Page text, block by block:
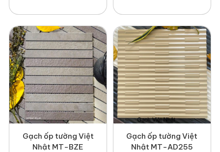
Nhật
Khả năng chống ăn mòn cao
Khả năng chống hoá chất cao
Khả năng chống cháy cao
Khả năng chống tia tử ngoại cao
Khả năng chống xước cao
Khả năng chống thấm cao
Khả năng chống nóng, cách nhiệt cao
3. Ứng dụng của gạch trang trí Việt
NhậtGạch ốp tường Việt
Nhật MT-BZE
Gạch ốp tường Việt
Nhật MT-AD255